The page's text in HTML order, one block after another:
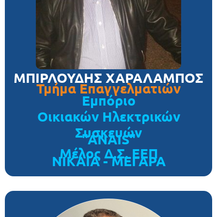
ΜΠΙΡΛΟΥΔΗΣ ΧΑΡΑΛΑΜΠΟΣ
Τμήμα Επαγγελματιών
Εμπόριο
Οικιακών Ηλεκτρικών
Συσκευών
"ANAIS"
Μέλος Δ.Σ. ΕΕΠ
ΝΙΚΑΙΑ - ΜΕΓΑΡΑ